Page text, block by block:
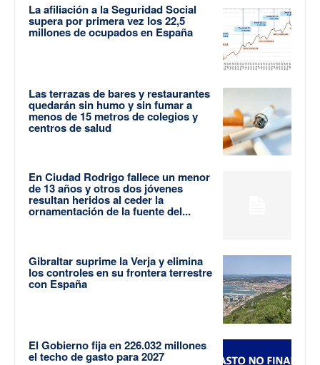
La afiliación a la Seguridad Social
supera por primera vez los 22,5
millones de ocupados en España
Las terrazas de bares y restaurantes
quedarán sin humo y sin fumar a
menos de 15 metros de colegios y
centros de salud
En Ciudad Rodrigo fallece un menor
de 13 años y otros dos jóvenes
resultan heridos al ceder la
ornamentación de la fuente del...
Gibraltar suprime la Verja y elimina
los controles en su frontera terrestre
con España
El Gobierno fija en 226.032 millones
el techo de gasto para 2027